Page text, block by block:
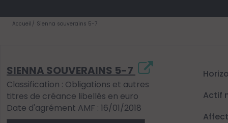
Accueil Sienna souverains 5-7
SIENNA SOUVERAINS 5-7
Classification : Obligations et autres
titres de créance libellés en euro
Date d'agrément AMF : 16/01/2018
Actif